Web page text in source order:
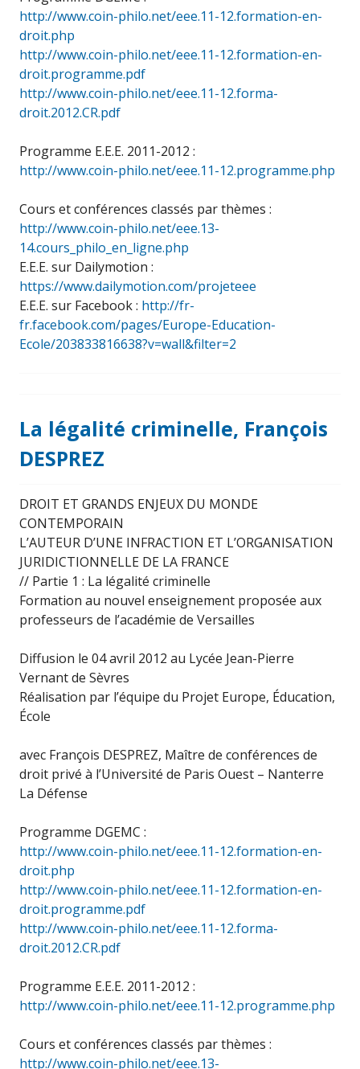
http://www.coin-philo.net/eee.11-12.formation-en-
droit.php
http://www.coin-philo.net/eee.11-12.formation-en-
droit.programme.pdf
http://www.coin-philo.net/eee.11-12.forma-
droit.2012.CR.pdf
Programme E.E.E. 2011-2012 :
http://www.coin-philo.net/eee.11-12.programme.php
Cours et conférences classés par thèmes :
http://www.coin-philo.net/eee.13-
14.cours_philo_en_ligne.php
E.E.E. sur Dailymotion :
https://www.dailymotion.com/projeteee
E.E.E. sur Facebook : http://fr-
fr.facebook.com/pages/Europe-Education-
Ecole/203833816638?v=wall&filter=2
La légalité criminelle, François
DESPREZ
DROIT ET GRANDS ENJEUX DU MONDE
CONTEMPORAIN
L’AUTEUR D’UNE INFRACTION ET L’ORGANISATION
JURIDICTIONNELLE DE LA FRANCE
// Partie 1 : La légalité criminelle
Formation au nouvel enseignement proposée aux
professeurs de l’académie de Versailles
Diffusion le 04 avril 2012 au Lycée Jean-Pierre
Vernant de Sèvres
Réalisation par l’équipe du Projet Europe, Éducation,
École
avec François DESPREZ, Maître de conférences de
droit privé à l’Université de Paris Ouest – Nanterre
La Défense
Programme DGEMC :
http://www.coin-philo.net/eee.11-12.formation-en-
droit.php
http://www.coin-philo.net/eee.11-12.formation-en-
droit.programme.pdf
http://www.coin-philo.net/eee.11-12.forma-
droit.2012.CR.pdf
Programme E.E.E. 2011-2012 :
http://www.coin-philo.net/eee.11-12.programme.php
Cours et conférences classés par thèmes :
http://www.coin-philo.net/eee.13-